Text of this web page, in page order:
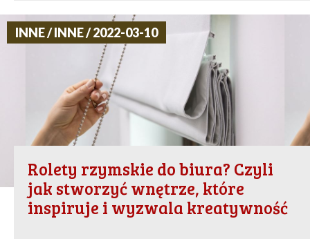
INNE / INNE / 2022-03-10
Rolety rzymskie do biura? Czyli
jak stworzyć wnętrze, które
inspiruje i wyzwala kreatywność